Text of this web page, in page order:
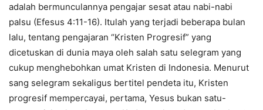
adalah bermunculannya pengajar sesat atau nabi-nabi
palsu (Efesus 4:11-16). Itulah yang terjadi beberapa bulan
lalu, tentang pengajaran “Kristen Progresif” yang
dicetuskan di dunia maya oleh salah satu selegram yang
cukup menghebohkan umat Kristen di Indonesia. Menurut
sang selegram sekaligus bertitel pendeta itu, Kristen
progresif mempercayai, pertama, Yesus bukan satu-